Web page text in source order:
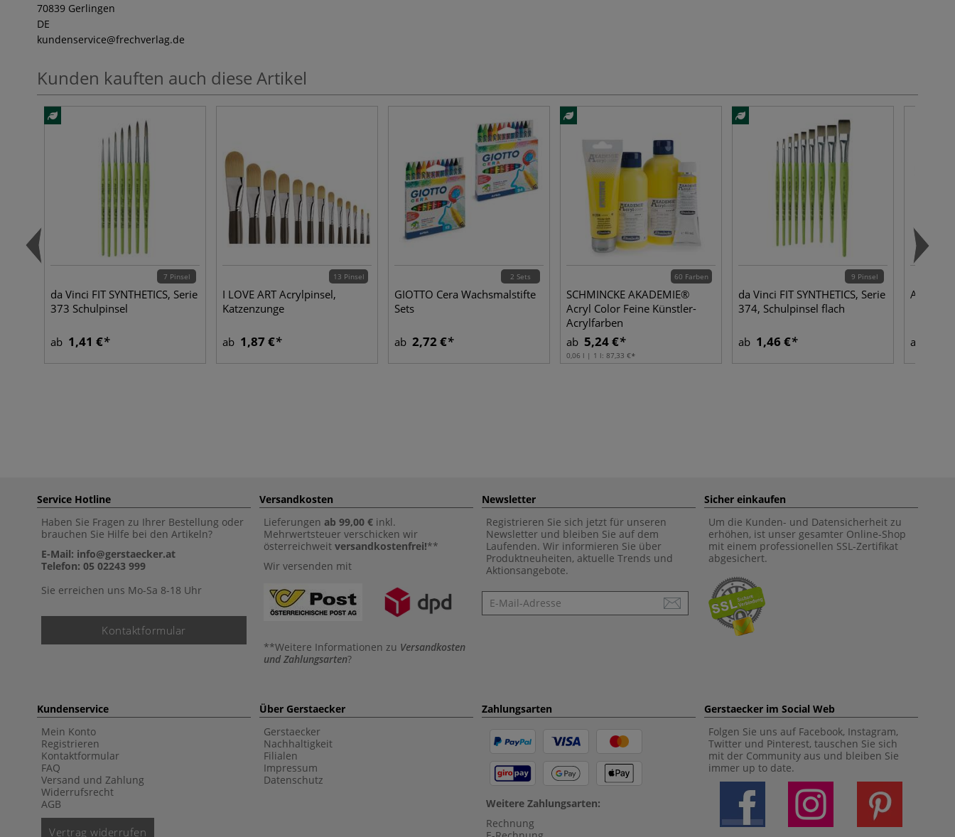
70839 Gerlingen
DE
kundenservice@frechverlag.de
Kunden kauften auch diese Artikel
7 Pinsel
da Vinci FIT SYNTHETICS, Serie
373 Schulpinsel
ab 1,41 €
13 Pinsel
I LOVE ART Acrylpinsel,
Katzenzunge
ab 1,87 €
2 Sets
GIOTTO Cera Wachsmalstifte
Sets
ab 2,72 €
60 Farben
SCHMINCKE AKADEMIE®
Acryl Color Feine Künstler-
Acrylfarben
ab 5,24 €
0,06 l | 1 l: 87,33 €
9 Pinsel
da Vinci FIT SYNTHETICS, Serie
374, Schulpinsel flach
ab 1,46 € ab
Service Hotline
Haben Sie Fragen zu Ihrer Bestellung oder
brauchen Sie Hilfe bei den Artikeln?
E-Mail: info@gerstaecker.at
Telefon: 05 02243 999
Sie erreichen uns Mo-Sa 8-18 Uhr
Kontaktformular
Versandkosten
Lieferungen ab 99,00 € inkl.
Mehrwertsteuer verschicken wir
österreichweit versandkostenfrei!**
Wir versenden mit
**Weitere Informationen zu Versandkosten
und Zahlungsarten?
Newsletter
Registrieren Sie sich jetzt für unseren
Newsletter und bleiben Sie auf dem
Laufenden. Wir informieren Sie über
Produktneuheiten, aktuelle Trends und
Aktionsangebote.
Newsletter
Sicher einkaufen
Um die Kunden- und Datensicherheit zu
erhöhen, ist unser gesamter Online-Shop
mit einem professionellen SSL-Zertifikat
abgesichert.
Kundenservice
Mein Konto
Registrieren
Kontaktformular
FAQ
Versand und Zahlung
Widerrufsrecht
AGB
Vertrag widerrufen
Über Gerstaecker
Gerstaecker
Nachhaltigkeit
Filialen
Impressum
Datenschutz
Zahlungsarten
Weitere Zahlungsarten:
Rechnung
Gerstaecker im Social Web
Folgen Sie uns auf Facebook, Instagram,
Twitter und Pinterest, tauschen Sie sich
mit der Community aus und bleiben Sie
immer up to date.